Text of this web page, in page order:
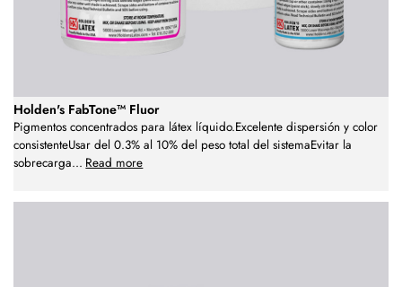
Holden's FabTone™ Fluor
Pigmentos concentrados para látex líquido.Excelente dispersión y color
consistenteUsar del 0.3% al 10% del peso total del sistemaEvitar la
sobrecarga... Read more